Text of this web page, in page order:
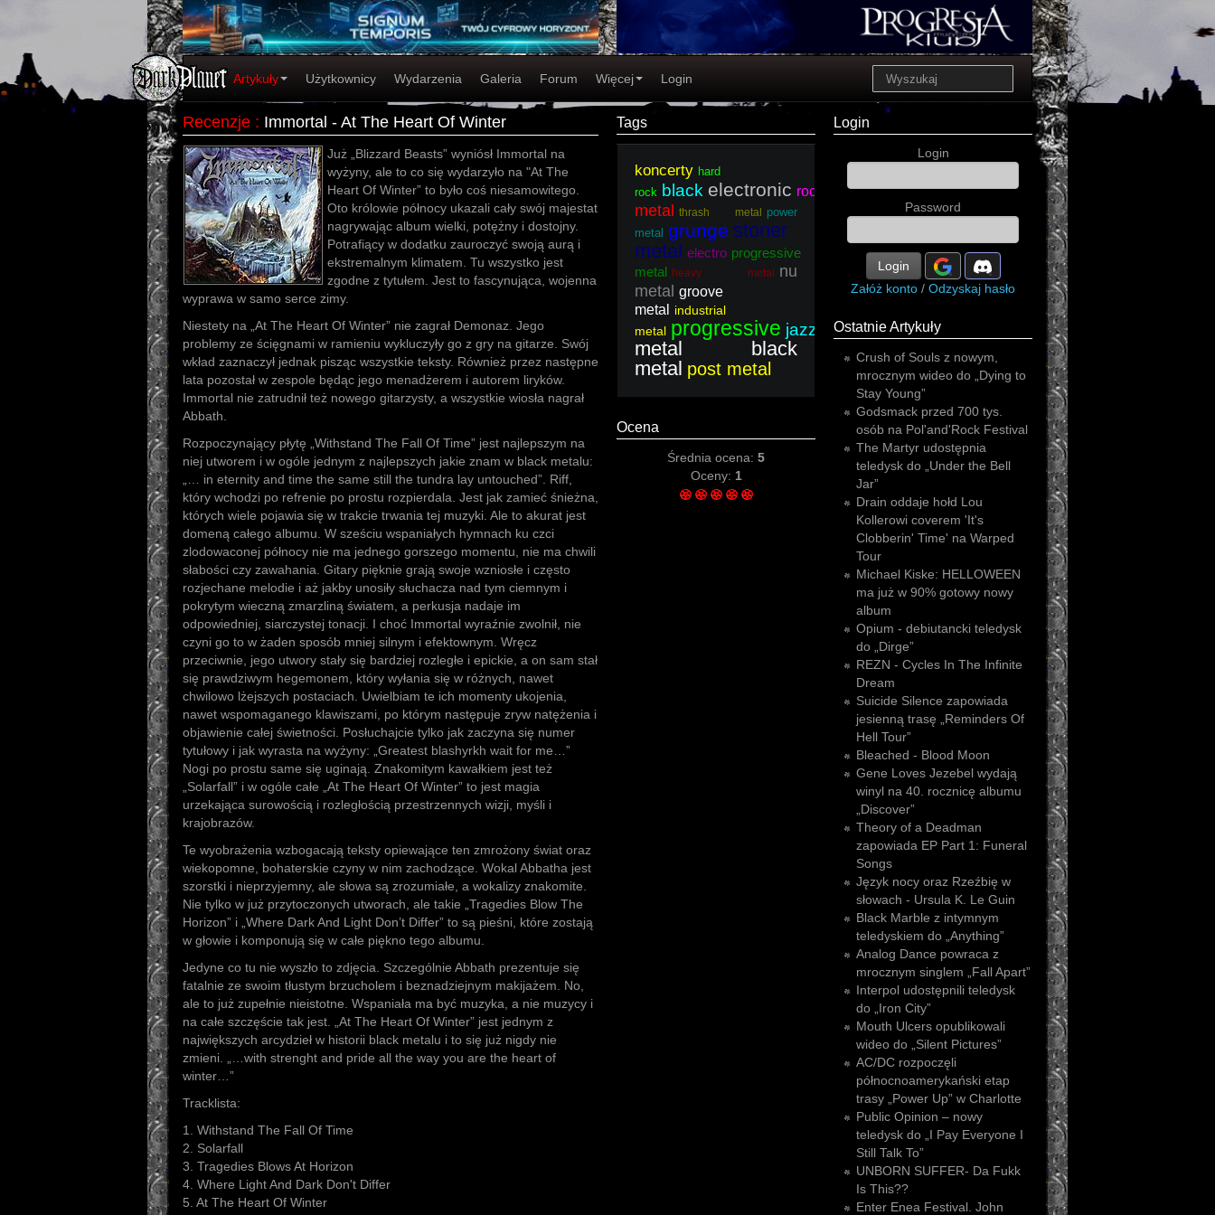
Artykuły Użytkownicy Wydarzenia Galeria Forum Więcej Login
Recenzje : Immortal - At The Heart Of Winter
Już „Blizzard Beasts” wyniósł Immortal na
wyżyny, ale to co się wydarzyło na "At The
Heart Of Winter” to było coś niesamowitego.
Oto królowie północy ukazali cały swój majestat
nagrywając album wielki, potężny i dostojny.
Potrafiący w dodatku zauroczyć swoją aurą i
ekstremalnym klimatem. Tu wszystko jest
zgodne z tytułem. Jest to fascynująca, wojenna
wyprawa w samo serce zimy.
Niestety na „At The Heart Of Winter” nie zagrał Demonaz. Jego
problemy ze ścięgnami w ramieniu wykluczyły go z gry na gitarze. Swój
wkład zaznaczył jednak pisząc wszystkie teksty. Również przez następne
lata pozostał w zespole będąc jego menadżerem i autorem liryków.
Immortal nie zatrudnił też nowego gitarzysty, a wszystkie wiosła nagrał
Abbath.
Rozpoczynający płytę „Withstand The Fall Of Time” jest najlepszym na
niej utworem i w ogóle jednym z najlepszych jakie znam w black metalu:
„… in eternity and time the same still the tundra lay untouched”. Riff,
który wchodzi po refrenie po prostu rozpierdala. Jest jak zamieć śnieżna,
których wiele pojawia się w trakcie trwania tej muzyki. Ale to akurat jest
domeną całego albumu. W sześciu wspaniałych hymnach ku czci
zlodowaconej północy nie ma jednego gorszego momentu, nie ma chwili
słabości czy zawahania. Gitary pięknie grają swoje wzniosłe i często
rozjechane melodie i aż jakby unosiły słuchacza nad tym ciemnym i
pokrytym wieczną zmarzliną światem, a perkusja nadaje im
odpowiedniej, siarczystej tonacji. I choć Immortal wyraźnie zwolnił, nie
czyni go to w żaden sposób mniej silnym i efektownym. Wręcz
przeciwnie, jego utwory stały się bardziej rozległe i epickie, a on sam stał
się prawdziwym hegemonem, który wyłania się w różnych, nawet
chwilowo lżejszych postaciach. Uwielbiam te ich momenty ukojenia,
nawet wspomaganego klawiszami, po którym następuje zryw natężenia i
objawienie całej świetności. Posłuchajcie tylko jak zaczyna się numer
tytułowy i jak wyrasta na wyżyny: „Greatest blashyrkh wait for me…”
Nogi po prostu same się uginają. Znakomitym kawałkiem jest też
„Solarfall” i w ogóle całe „At The Heart Of Winter” to jest magia
urzekająca surowością i rozległością przestrzennych wizji, myśli i
krajobrazów.
Te wyobrażenia wzbogacają teksty opiewające ten zmrożony świat oraz
wiekopomne, bohaterskie czyny w nim zachodzące. Wokal Abbatha jest
szorstki i nieprzyjemny, ale słowa są zrozumiałe, a wokalizy znakomite.
Nie tylko w już przytoczonych utworach, ale takie „Tragedies Blow The
Horizon” i „Where Dark And Light Don’t Differ” to są pieśni, które zostają
w głowie i komponują się w całe piękno tego albumu.
Jedyne co tu nie wyszło to zdjęcia. Szczególnie Abbath prezentuje się
fatalnie ze swoim tłustym brzucholem i beznadziejnym makijażem. No,
ale to już zupełnie nieistotne. Wspaniała ma być muzyka, a nie muzycy i
na całe szczęście tak jest. „At The Heart Of Winter” jest jednym z
największych arcydzieł w historii black metalu i to się już nigdy nie
zmieni. „…with strenght and pride all the way you are the heart of
winter…”
Tracklista:
1. Withstand The Fall Of Time
2. Solarfall
3. Tragedies Blows At Horizon
4. Where Light And Dark Don't Differ
5. At The Heart Of Winter
Tags
koncerty hard
rock black electronic rock'n'roll symphonic
metal
thrash metal
power
metal grunge stoner
metal electro progressive
metal heavy metal
nu
metal groove
metal
industrial
metal progressive jazz
death
metal black
metal post metal
Ocena
Średnia ocena: 5
Oceny: 1
Login
Login
Password
Login
Załóż konto / Odzyskaj hasło
Ostatnie Artykuły
Crush of Souls z nowym,
mrocznym wideo do „Dying to
Stay Young”
Godsmack przed 700 tys.
osób na Pol'and'Rock Festival
The Martyr udostępnia
teledysk do „Under the Bell
Jar”
Drain oddaje hołd Lou
Kollerowi coverem 'It's
Clobberin' Time' na Warped
Tour
Michael Kiske: HELLOWEEN
ma już w 90% gotowy nowy
album
Opium - debiutancki teledysk
do „Dirge”
REZN - Cycles In The Infinite
Dream
Suicide Silence zapowiada
jesienną trasę „Reminders Of
Hell Tour”
Bleached - Blood Moon
Gene Loves Jezebel wydają
winyl na 40. rocznicę albumu
„Discover”
Theory of a Deadman
zapowiada EP Part 1: Funeral
Songs
Język nocy oraz Rzeźbię w
słowach - Ursula K. Le Guin
Black Marble z intymnym
teledyskiem do „Anything”
Analog Dance powraca z
mrocznym singlem „Fall Apart”
Interpol udostępnili teledysk
do „Iron City”
Mouth Ulcers opublikowali
wideo do „Silent Pictures”
AC/DC rozpoczęli
północnoamerykański etap
trasy „Power Up” w Charlotte
Public Opinion – nowy
teledysk do „I Pay Everyone I
Still Talk To”
UNBORN SUFFER- Da Fukk
Is This??
Enter Enea Festival. John